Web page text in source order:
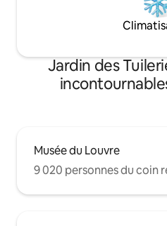
Jardin des
Musée du Louvre
9 020 personnes du coin